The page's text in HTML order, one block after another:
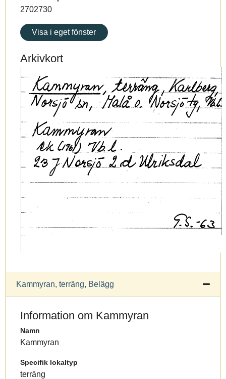
2702730
Visa i eget fönster
Arkivkort
Kammyran, terräng, Belägg
Information om Kammyran
Namn
Kammyran
Specifik lokaltyp
terräng